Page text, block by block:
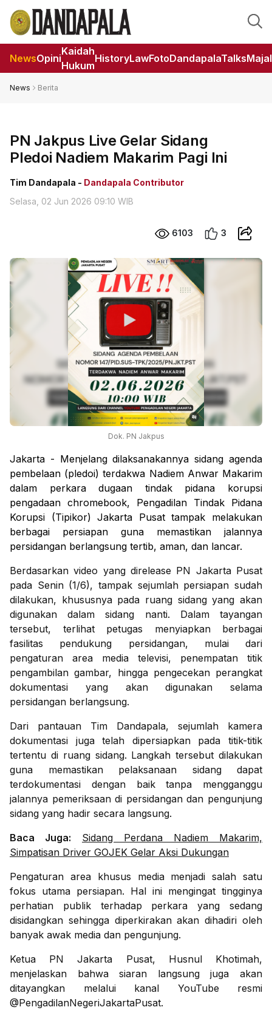
NewsOpini
Kaidah
Hukum
HistoryLawFotoDandapalaTalks
News Berita
PN Jakpus Live Gelar Sidang
Pledoi Nadiem Makarim Pagi Ini
Tim Dandapala - Dandapala Contributor
Selasa, 02 Jun 2026 09:10 WIB
6103 3
Dok. PN Jakpus
Jakarta - Menjelang dilaksanakannya sidang agenda
pembelaan (pledoi) terdakwa Nadiem Anwar Makarim
dalam perkara dugaan tindak pidana korupsi
pengadaan chromebook, Pengadilan Tindak Pidana
Korupsi (Tipikor) Jakarta Pusat tampak melakukan
berbagai persiapan guna memastikan jalannya
persidangan berlangsung tertib, aman, dan lancar.
Berdasarkan video yang direlease PN Jakarta Pusat
pada Senin (1/6), tampak sejumlah persiapan sudah
dilakukan, khususnya pada ruang sidang yang akan
digunakan dalam sidang nanti. Dalam tayangan
tersebut, terlihat petugas menyiapkan berbagai
fasilitas pendukung persidangan, mulai dari
pengaturan area media televisi, penempatan titik
pengambilan gambar, hingga pengecekan perangkat
dokumentasi yang akan digunakan selama
persidangan berlangsung.
Dari pantauan Tim Dandapala, sejumlah kamera
dokumentasi juga telah dipersiapkan pada titik-titik
tertentu di ruang sidang. Langkah tersebut dilakukan
guna memastikan pelaksanaan sidang dapat
terdokumentasi dengan baik tanpa mengganggu
jalannya pemeriksaan di persidangan dan pengunjung
sidang yang hadir secara langsung.
Baca Juga:
Sidang Perdana Nadiem Makarim,
Simpatisan Driver GOJEK Gelar Aksi Dukungan
Pengaturan area khusus media menjadi salah satu
fokus utama persiapan. Hal ini mengingat tingginya
perhatian publik terhadap perkara yang sedang
disidangkan sehingga diperkirakan akan dihadiri oleh
banyak awak media dan pengunjung.
Ketua PN Jakarta Pusat, Husnul Khotimah,
menjelaskan bahwa siaran langsung juga akan
ditayangkan melalui kanal YouTube resmi
@PengadilanNegeriJakartaPusat.